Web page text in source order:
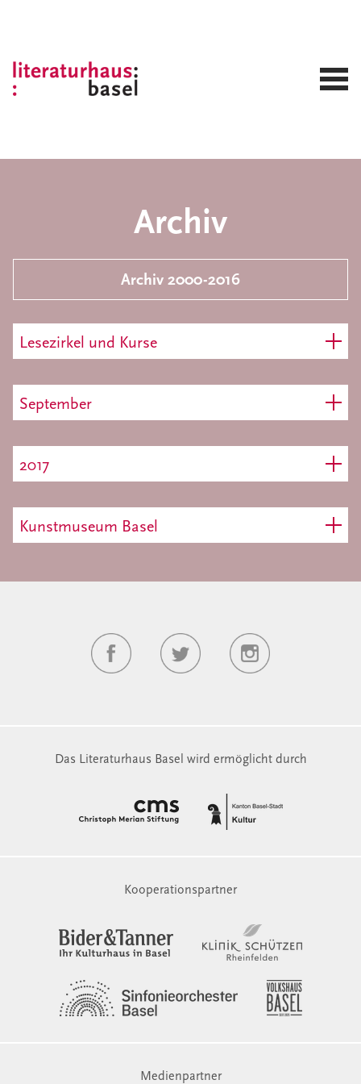
Archiv
Archiv 2000-2016
Lesezirkel und Kurse
September
2017
Kunstmuseum Basel
Das Literaturhaus Basel wird ermöglicht durch
Kooperationspartner
Medienpartner